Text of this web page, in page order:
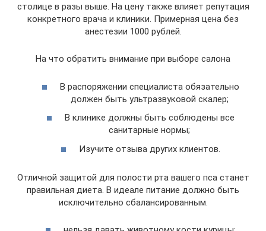
столице в разы выше. На цену также влияет репутация
конкретного врача и клиники. Примерная цена без
анестезии 1000 рублей.
На что обратить внимание при выборе салона
В распоряжении специалиста обязательно
должен быть ультразвуковой скалер;
В клинике должны быть соблюдены все
санитарные нормы;
Изучите отзыва других клиентов.
Отличной защитой для полости рта вашего пса станет
правильная диета. В идеале питание должно быть
исключительно сбалансированным.